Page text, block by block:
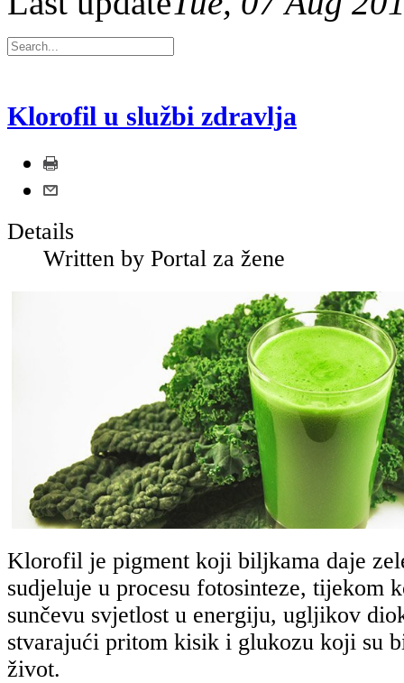
Klorofil u službi zdravlja
Details
Written by Portal za žene
Klorofil je pigment koji biljkama daje
sudjeluje u procesu fotosinteze, tijekom
sunčevu svjetlost u energiju, ugljikov
stvarajući pritom kisik i glukozu koji su
život.